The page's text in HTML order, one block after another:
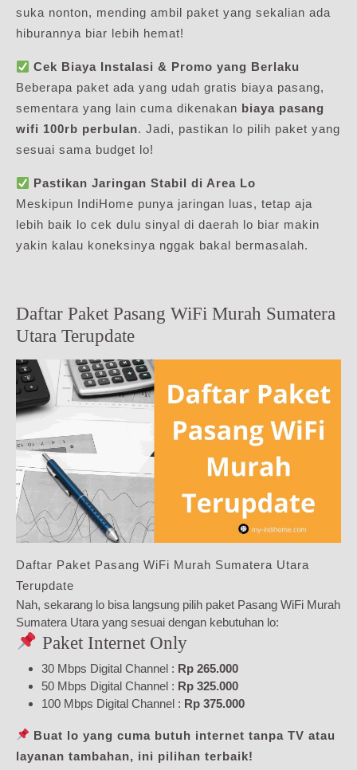
suka nonton, mending ambil paket yang sekalian ada
hiburannya biar lebih hemat!
Cek Biaya Instalasi & Promo yang Berlaku
Beberapa paket ada yang udah gratis biaya pasang,
sementara yang lain cuma dikenakan biaya pasang
wifi 100rb perbulan. Jadi, pastikan lo pilih paket yang
sesuai sama budget lo!
Pastikan Jaringan Stabil di Area Lo
Meskipun IndiHome punya jaringan luas, tetap aja
lebih baik lo cek dulu sinyal di daerah lo biar makin
yakin kalau koneksinya nggak bakal bermasalah.
Daftar Paket Pasang WiFi Murah Sumatera
Utara Terupdate
Daftar Paket Pasang WiFi Murah Sumatera Utara
Terupdate
Nah, sekarang lo bisa langsung pilih paket Pasang WiFi Murah
Sumatera Utara yang sesuai dengan kebutuhan lo:
Paket Internet Only
30 Mbps Digital Channel : Rp 265.000
50 Mbps Digital Channel : Rp 325.000
100 Mbps Digital Channel : Rp 375.000
Buat lo yang cuma butuh internet tanpa TV atau
layanan tambahan, ini pilihan terbaik!